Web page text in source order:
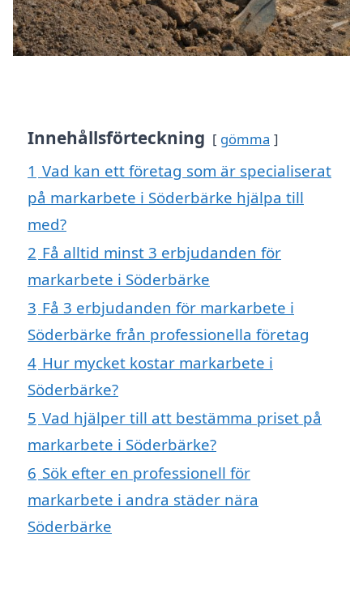
Innehållsförteckning gömma
1 Vad kan ett företag som är specialiserat
på markarbete i Söderbärke hjälpa till
med?
2 Få alltid minst 3 erbjudanden för
markarbete i Söderbärke
3 Få 3 erbjudanden för markarbete i
Söderbärke från professionella företag
4 Hur mycket kostar markarbete i
Söderbärke?
5 Vad hjälper till att bestämma priset på
markarbete i Söderbärke?
6 Sök efter en professionell för
markarbete i andra städer nära
Söderbärke